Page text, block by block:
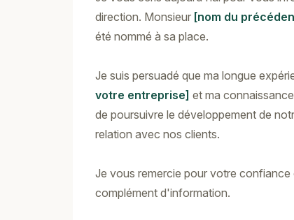
direction. Monsieur [nom du
été nommé à sa place.
Je suis persuadé que ma longue
votre entreprise] et ma
de poursuivre le développement de
relation avec nos clients.
Je vous remercie pour votre
complément d'information.